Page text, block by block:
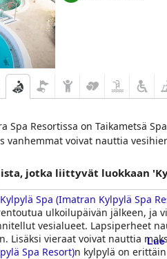
Spa Resortissa on Taikametsä
vanhemmat voivat nauttia
jotka liittyvät luokkaan
Spa (Imatran Kylpylä Spa
ulkoilupäivän jälkeen, ja
vesialueet. Lapsiperheet
Lisäksi vieraat voivat nauttia
Spa Resort)n kylpylä on
Lue